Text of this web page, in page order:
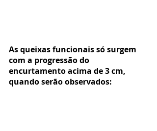
As queixas funcionais só surgem
com a progressão do
encurtamento acima de 3 cm,
quando serão observados: